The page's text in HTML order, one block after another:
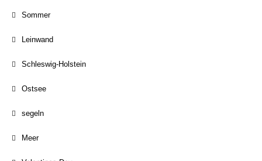
Sommer
Leinwand
Schleswig-Holstein
Ostsee
segeln
Meer